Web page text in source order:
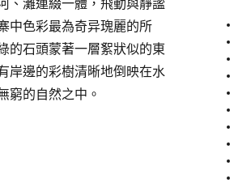
、灘連綴一體，飛動與靜謐
中色彩最為奇异瑰麗的所
的石頭蒙著一層絮狀似的東
岸邊的彩樹清晰地倒映在水
窮的自然之中。